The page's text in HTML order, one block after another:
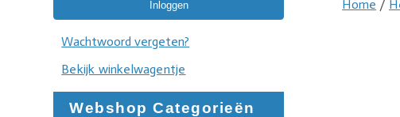
Wachtwoord vergeten?
Bekijk winkelwagentje
Webshop Categorieën
Home /